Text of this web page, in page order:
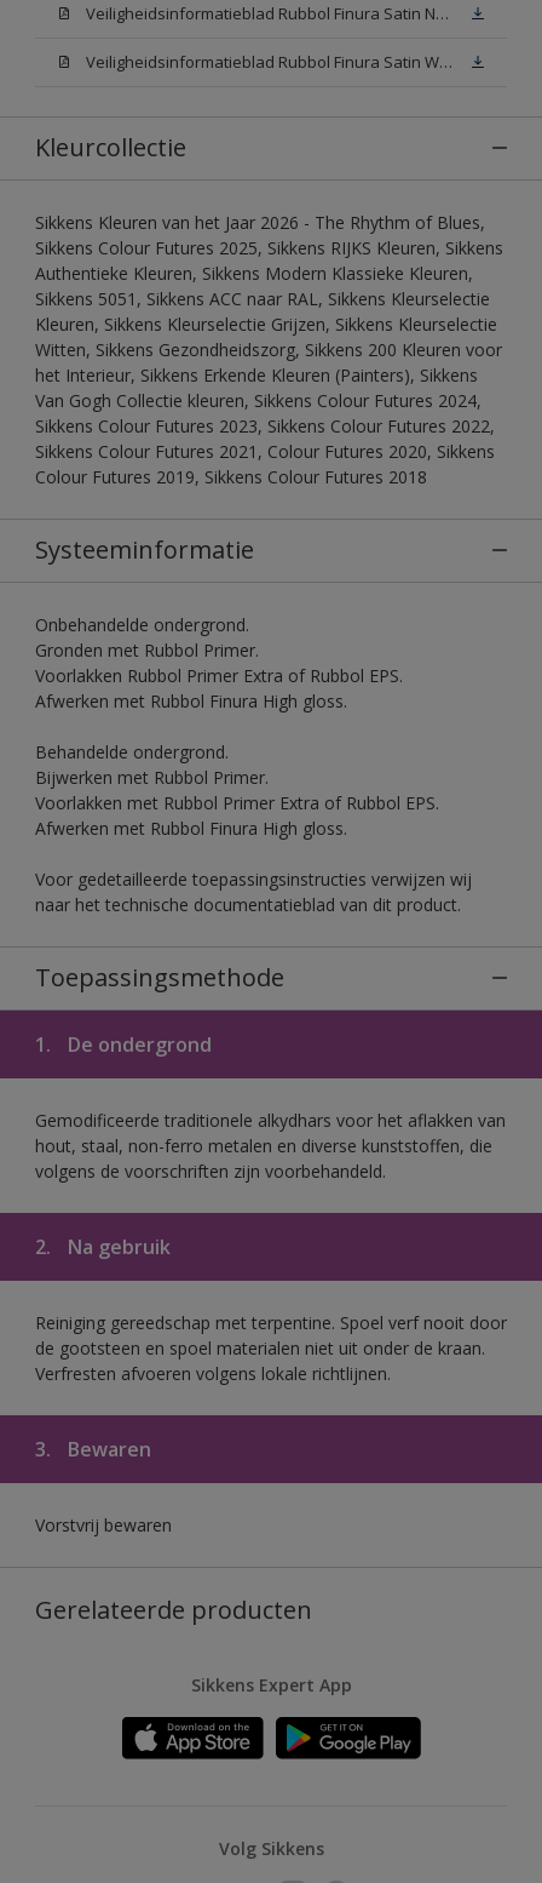
Veiligheidsinformatieblad Rubbol Finura Satin N00 (MSDS)
Veiligheidsinformatieblad Rubbol Finura Satin White (MSDS)
Kleurcollectie
Sikkens Kleuren van het Jaar 2026 - The Rhythm of Blues,
Sikkens Colour Futures 2025, Sikkens RIJKS Kleuren, Sikkens
Authentieke Kleuren, Sikkens Modern Klassieke Kleuren,
Sikkens 5051, Sikkens ACC naar RAL, Sikkens Kleurselectie
Kleuren, Sikkens Kleurselectie Grijzen, Sikkens Kleurselectie
Witten, Sikkens Gezondheidszorg, Sikkens 200 Kleuren voor
het Interieur, Sikkens Erkende Kleuren (Painters), Sikkens
Van Gogh Collectie kleuren, Sikkens Colour Futures 2024,
Sikkens Colour Futures 2023, Sikkens Colour Futures 2022,
Sikkens Colour Futures 2021, Colour Futures 2020, Sikkens
Colour Futures 2019, Sikkens Colour Futures 2018
Systeeminformatie
Onbehandelde ondergrond.
Gronden met Rubbol Primer.
Voorlakken Rubbol Primer Extra of Rubbol EPS.
Afwerken met Rubbol Finura High gloss.
Behandelde ondergrond.
Bijwerken met Rubbol Primer.
Voorlakken met Rubbol Primer Extra of Rubbol EPS.
Afwerken met Rubbol Finura High gloss.
Voor gedetailleerde toepassingsinstructies verwijzen wij
naar het technische documentatieblad van dit product.
Toepassingsmethode
1. De ondergrond
Gemodificeerde traditionele alkydhars voor het aflakken van
hout, staal, non-ferro metalen en diverse kunststoffen, die
volgens de voorschriften zijn voorbehandeld.
2. Na gebruik
Reiniging gereedschap met terpentine. Spoel verf nooit door
de gootsteen en spoel materialen niet uit onder de kraan.
Verfresten afvoeren volgens lokale richtlijnen.
3. Bewaren
Vorstvrij bewaren
Gerelateerde producten
Sikkens Expert App
Volg Sikkens